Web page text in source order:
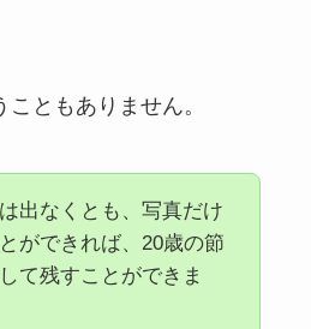
ともありません。
出なくとも、写真だけ
ができれば、20歳の節
て残すことができま